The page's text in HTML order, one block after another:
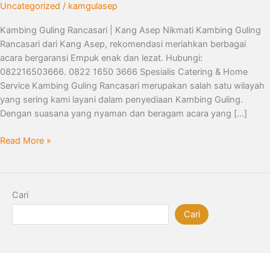
Uncategorized / kamgulasep
Kambing Guling Rancasari | Kang Asep Nikmati Kambing Guling
Rancasari dari Kang Asep, rekomendasi meriahkan berbagai
acara bergaransi Empuk enak dan lezat. Hubungi:
082216503666. 0822 1650 3666 Spesialis Catering & Home
Service Kambing Guling Rancasari merupakan salah satu wilayah
yang sering kami layani dalam penyediaan Kambing Guling.
Dengan suasana yang nyaman dan beragam acara yang […]
082216503666
Read More »
Cari
Cari